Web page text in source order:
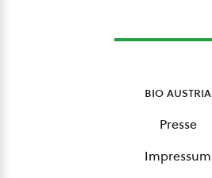
bio austria
Presse
Impressum